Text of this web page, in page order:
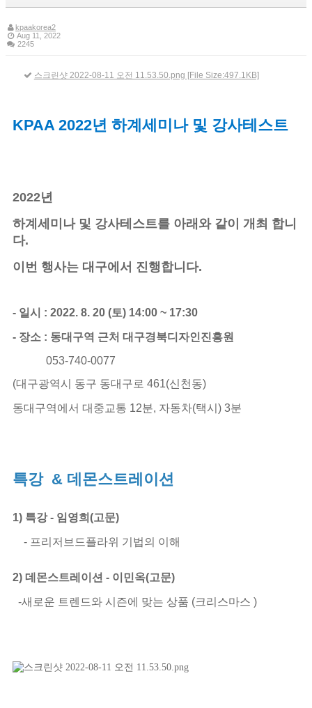
kpaakorea2
Aug 11, 2022
2245
스크린샷 2022-08-11 오전 11.53.50.png [File Size:497.1KB]
KPAA 2022년 하계세미나 및 강사테스트
2022년
하계세미나 및 강사테스트를 아래와 같이 개최 합니
다.
이번 행사는 대구에서 진행합니다.
- 일시 : 2022. 8. 20 (토) 14:00 ~ 17:30
- 장소 : 동대구역 근처 대구경북디자인진흥원
053-740-0077
(대구광역시 동구 동대구로 461(신천동)
동대구역에서 대중교통 12분, 자동차(택시) 3분
특강 & 데몬스트레이션
1) 특강 - 임영희(고문)
- 프리저브드플라위 기법의 이해
2) 데몬스트레이션 - 이민옥(고문)
-새로운 트렌드와 시즌에 맞는 상품 (크리스마스 )